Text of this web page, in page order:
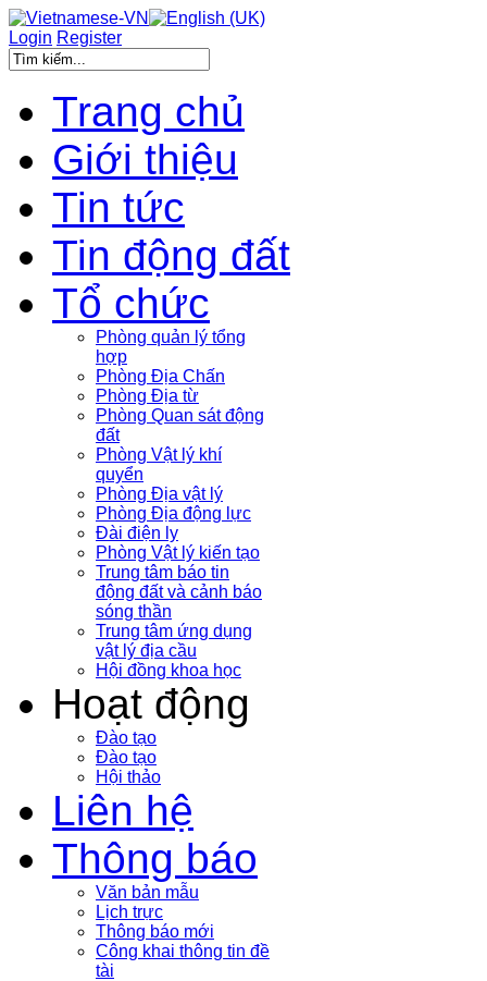
Login Register
Trang chủ
Giới thiệu
Tin tức
Tin động đất
Tổ chức
Phòng quản lý tổng
hợp
Phòng Địa Chấn
Phòng Địa từ
Phòng Quan sát động
đất
Phòng Vật lý khí
quyển
Phòng Địa vật lý
Phòng Địa động lực
Đài điện ly
Phòng Vật lý kiến tạo
Trung tâm báo tin
động đất và cảnh báo
sóng thần
Trung tâm ứng dụng
vật lý địa cầu
Hội đồng khoa học
Hoạt động
Đào tạo
Đào tạo
Hội thảo
Liên hệ
Thông báo
Văn bản mẫu
Lịch trực
Thông báo mới
Công khai thông tin đề
tài